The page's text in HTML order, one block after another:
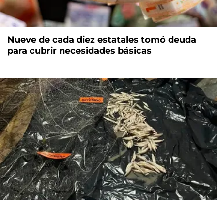
Nueve de cada diez estatales tomó deuda
para cubrir necesidades básicas